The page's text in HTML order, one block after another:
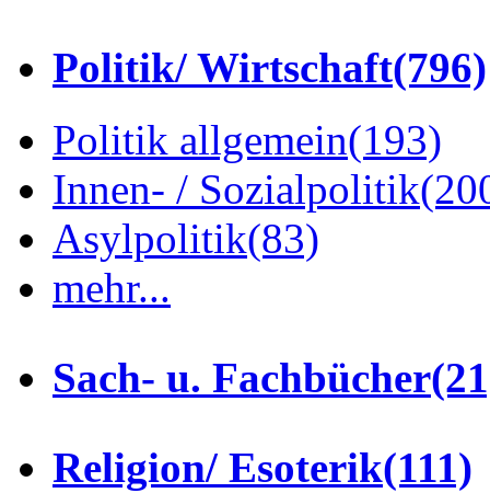
Politik/ Wirtschaft(796)
Politik allgemein(193)
Innen- / Sozialpolitik
Asylpolitik(83)
mehr...
Sach- u. Fachbücher
Religion/ Esoterik(111)